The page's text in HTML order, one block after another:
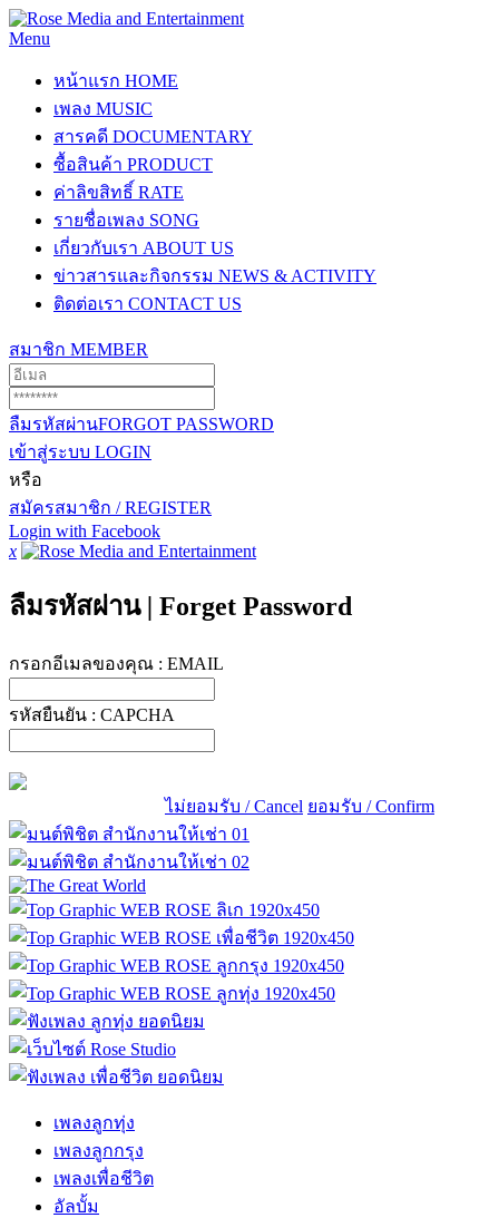
Menu
หน้าแรก HOME
เพลง MUSIC
สารคดี DOCUMENTARY
ซื้อสินค้า PRODUCT
ค่าลิขสิทธิ์ RATE
รายชื่อเพลง SONG
เกี่ยวกับเรา ABOUT US
ข่าวสารและกิจกรรม NEWS & ACTIVITY
ติดต่อเรา CONTACT US
สมาชิก MEMBER
ลืมรหัสผ่านFORGOT PASSWORD
เข้าสู่ระบบ LOGIN
หรือ
สมัครสมาชิก / REGISTER
Login with Facebook
x
ลืมรหัสผ่าน | Forget Password
กรอกอีเมลของคุณ : EMAIL
รหัสยืนยัน : CAPCHA
ไม่ยอมรับ / Cancel ยอมรับ / Confirm
เพลงลูกทุ่ง
เพลงลูกกรุง
เพลงเพื่อชีวิต
อัลบั้ม